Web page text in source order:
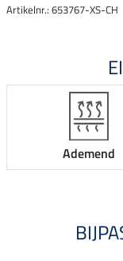
Artikelnr.: 653767-XS-CH
Ademend